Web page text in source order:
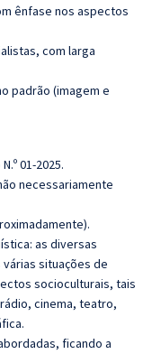
ênfase nos aspectos
com larga
padrão (imagem e
01-2025.
necessariamente
as diversas
situações de
socioculturais, tais
cinema, teatro,
ficando a